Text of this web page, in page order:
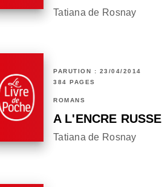
Tatiana de Rosnay
PARUTION : 23/04/2014
384 PAGES
ROMANS
A L'ENCRE RUSSE
Tatiana de Rosnay